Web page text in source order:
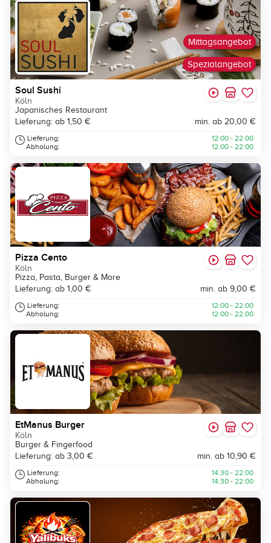
Spezialangebot
Mittagsangebot
Soul Sushi
Köln
Japanisches Restaurant
Lieferung: ab 1,50 €
min. ab 20,00 €
Lieferung:
Abholung:
12:00 - 22:00
12:00 - 22:00
Pizza Cento
Köln
Pizza, Pasta, Burger & More
Lieferung: ab 1,00 €
min. ab 9,00 €
Lieferung:
Abholung:
12:00 - 22:00
12:00 - 22:00
EtManus Burger
Köln
Burger & Fingerfood
Lieferung: ab 3,00 €
min. ab 10,90 €
Lieferung:
Abholung:
14:30 - 22:00
14:30 - 22:00